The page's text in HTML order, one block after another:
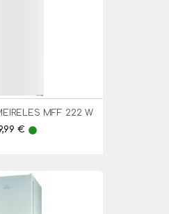
MFF 222 W
€ lens